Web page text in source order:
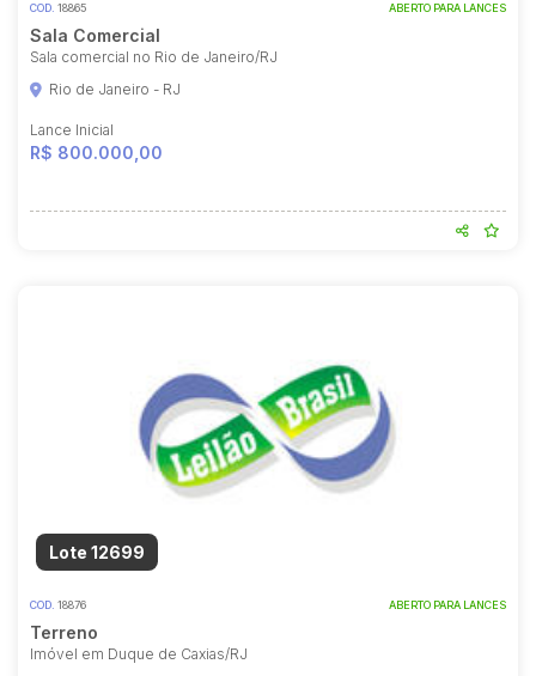
COD. 18865 ABERTO PARA LANCES
Sala Comercial
Sala comercial no Rio de Janeiro/RJ
Rio de Janeiro - RJ
Lance Inicial
R$ 800.000,00
Lote 12699
COD. 18876 ABERTO PARA LANCES
Terreno
Imóvel em Duque de Caxias/RJ